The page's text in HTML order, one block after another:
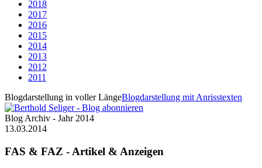
2018
2017
2016
2015
2014
2013
2012
2011
Blogdarstellung in voller LängeBlogdarstellung mit Anrisstexten
Blog Archiv - Jahr 2014
13.03.2014
FAS & FAZ - Artikel & Anzeigen